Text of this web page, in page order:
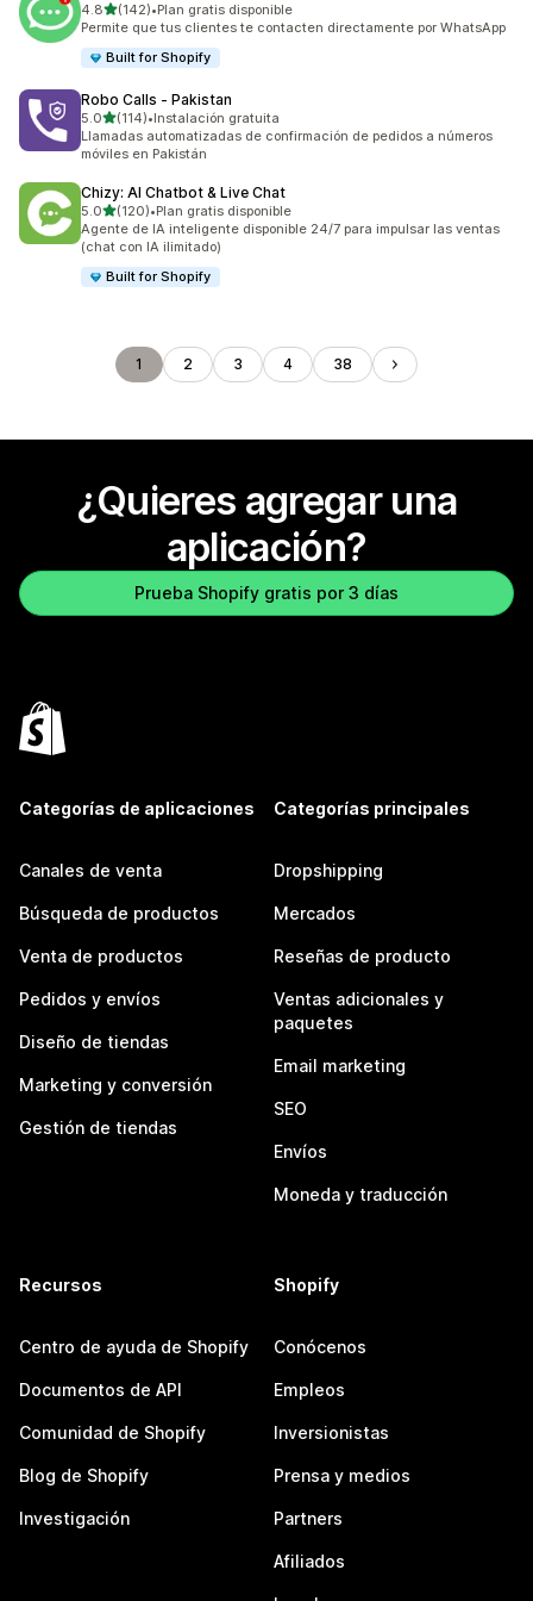
4.8de 5 estrellas
(142)
142 reseñas en total
•Plan gratis disponible
Permite que tus clientes te contacten directamente por WhatsApp
Built for Shopify
Robo Calls ‑ Pakistan
5.0de 5 estrellas
(114)
114 reseñas en total
•Instalación gratuita
Llamadas automatizadas de confirmación de pedidos a números
móviles en Pakistán
Chizy: AI Chatbot & Live Chat
5.0de 5 estrellas
(120)
120 reseñas en total
•Plan gratis disponible
Agente de IA inteligente disponible 24/7 para impulsar las ventas
(chat con IA ilimitado)
Built for Shopify
1 2 3 4 38
¿Quieres agregar una
aplicación?
Prueba Shopify gratis por 3 días
Categorías de aplicaciones
Canales de venta
Búsqueda de productos
Venta de productos
Pedidos y envíos
Diseño de tiendas
Marketing y conversión
Gestión de tiendas
Categorías principales
Dropshipping
Mercados
Reseñas de producto
Ventas adicionales y
paquetes
Email marketing
SEO
Envíos
Moneda y traducción
Recursos
Centro de ayuda de Shopify
Documentos de API
Comunidad de Shopify
Blog de Shopify
Investigación
Shopify
Conócenos
Empleos
Inversionistas
Prensa y medios
Partners
Afiliados